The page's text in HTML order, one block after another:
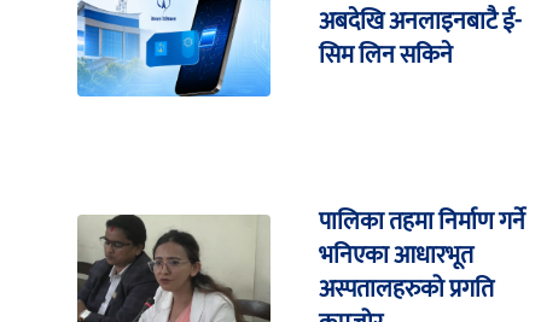
अबदेखि अनलाइनबाटै ई-
सिम लिन सकिने
पालिका तहमा निर्माण गर्ने
भनिएका आधारभूत
अस्पतालहरुको प्रगति